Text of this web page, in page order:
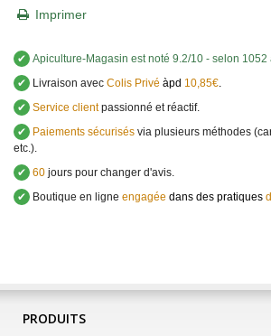
Imprimer
✔ Apiculture-Magasin est noté 9.2/10 - selon 1052
✔
Livraison avec Colis Privé àpd 10,85€.
✔ Service clientpassionné et réactif.
✔
Paiements sécurisés via plusieurs méthodes
etc.).
✔ 60 jours pour changer d'avis.
✔
Boutique en ligne engagée dans des pratiques
PRODUITS